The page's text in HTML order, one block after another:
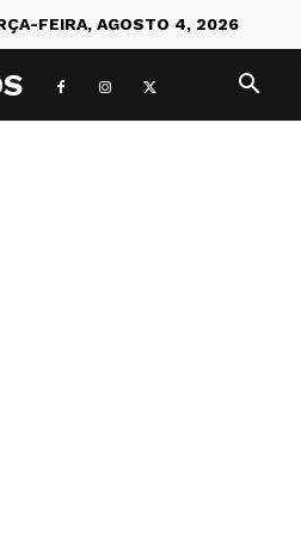
FEIRA, AGOSTO 4, 2026